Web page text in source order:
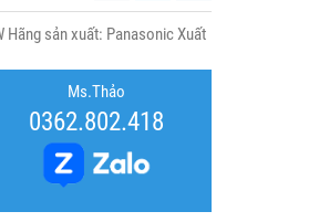
Hãng sản xuất: Panasonic Xuất
Ms.Thảo
0362.802.418